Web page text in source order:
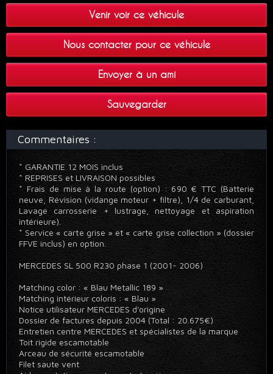
Venir voir ce véhicule
Nous contacter pour ce véhicule
Envoyer à un ami
Sauvegarder
Commentaires :
* GARANTIE 12 MOIS inclus
* REPRISES et LIVRAISON possibles
* Frais de mise à la route (option) : 690 € TTC (Batterie
neuve, Révision (vidange moteur + filtre), 1/4 de carburant,
Lavage carrosserie + lustrage, nettoyage et aspiration
intérieure).
* Service « carte grise » et « carte grise collection » (dossier
FFVE inclus) en option.
MERCEDES SL 500 R230 phase 1 (2001- 2006)
Matching color : « Blau Metallic 189 »
Matching intérieur coloris : « Blau »
Notice utilisateur MERCEDES d'origine
Dossier de factures depuis 2004 (Total : 20.675€)
Entretien centre MERCEDES et spécialistes de la marque
Toit rigide escamotable
Arceau de sécurité escamotable
Filet saute vent